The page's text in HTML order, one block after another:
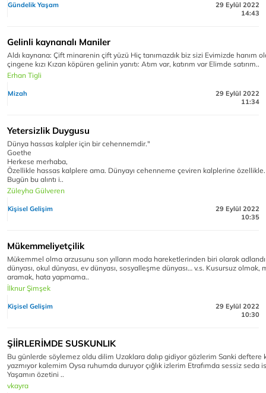
Gündelik Yaşam
29 Eylül 2022
14:43
Gelinli kaynanalı Maniler
Aldı kaynana: Çift minarenin çift yüzü Hiç tanımazdık biz sizi Evimizde hanım
çingene kızı Kızan köpüren gelinin yanıtı: Atım var, katırım var Elimde satırım..
Erhan Tigli
Mizah
29 Eylül 2022
11:34
Yetersizlik Duygusu
Dünya hassas kalpler için bir cehennemdir."
Goethe
Herkese merhaba,
Özellikle hassas kalplere ama. Dünyayı cehenneme çeviren kalplerine özellikle.
Bugün bu alıntı i..
Züleyha Gülveren
Kişisel Gelişim
29 Eylül 2022
10:35
Mükemmeliyetçilik
Mükemmel olma arzusunu son yılların moda hareketlerinden biri olarak
dünyası, okul dünyası, ev dünyası, sosyalleşme dünyası… v.s. Kusursuz olmak,
aramak, hata yapmama..
İlknur Şimşek
Kişisel Gelişim
29 Eylül 2022
10:30
ŞİİRLERİMDE SUSKUNLIK
Bu günlerde söylemez oldu dilim Uzaklara dalıp gidiyor gözlerim Sanki deftere
yazmıyor kalemim Oysa ruhumda duruyor çığlık izlerim Etrafımda sessiz seda
Yaşamın özetini ..
vkayra